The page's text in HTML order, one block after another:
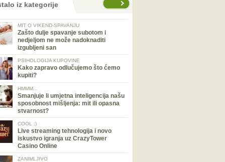
iz kategorije
MIT O VIKEND-SPAVANJU
Zašto dulje spavanje subotom i
nedjeljom ne može nadoknaditi
izgubljeni san
PSIHOLOGIJA KUPOVINE
Kako zapravo odlučujemo što ćemo
kupiti?
HMMM...
Smanjuje li umjetna inteligencija našu
sposobnost mišljenja: mit ili opasna
stvarnost?
COOL ;)
Live streaming tehnologija i novo
iskustvo igranja uz CrazyTower
Casino Online
ZANIMLJIVO